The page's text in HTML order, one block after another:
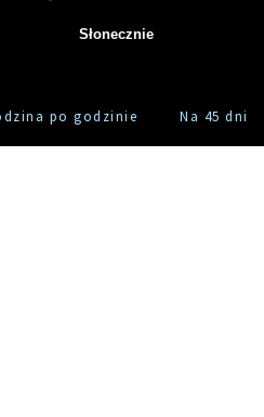
po godzinie Na 45 dni